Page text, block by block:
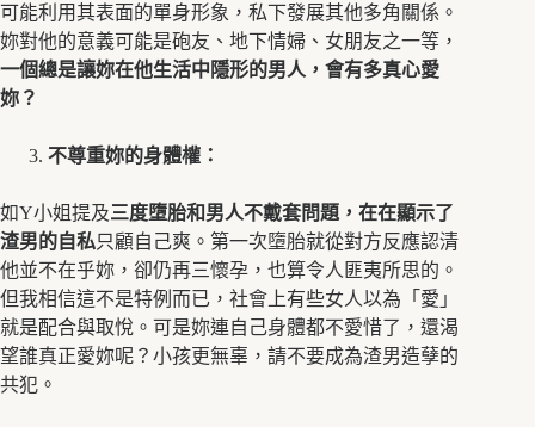
可能利用其表面的單身形象，私下發展其他多角關係。
妳對他的意義可能是砲友、地下情婦、女朋友之一等，
一個總是讓妳在他生活中隱形的男人，會有多真心愛
妳？
不尊重妳的身體權：
如Y小姐提及三度墮胎和男人不戴套問題，在在顯示了
渣男的自私只顧自己爽。第一次墮胎就從對方反應認清
他並不在乎妳，卻仍再三懷孕，也算令人匪夷所思的。
但我相信這不是特例而已，社會上有些女人以為「愛」
就是配合與取悅。可是妳連自己身體都不愛惜了，還渴
望誰真正愛妳呢？小孩更無辜，請不要成為渣男造孽的
共犯。